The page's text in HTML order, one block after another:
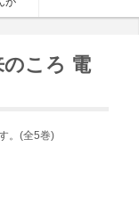
のころ 電
。(全5巻)